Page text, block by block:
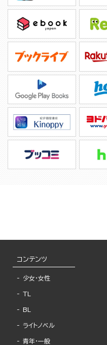
コンテンツ
少女・女性
TL
BL
ライトノベル
青年・一般